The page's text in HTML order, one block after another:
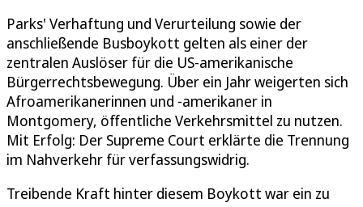
Parks' Verhaftung und Verurteilung sowie der
anschließende Busboykott gelten als einer der
zentralen Auslöser für die US-amerikanische
Bürgerrechtsbewegung. Über ein Jahr weigerten sich
Afroamerikanerinnen und -amerikaner in
Montgomery, öffentliche Verkehrsmittel zu nutzen.
Mit Erfolg: Der Supreme Court erklärte die Trennung
im Nahverkehr für verfassungswidrig.
Treibende Kraft hinter diesem Boykott war ein zu